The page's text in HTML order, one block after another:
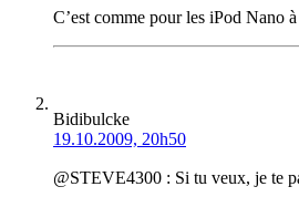
C’est comme pour les iPod Nano
Bidibulcke
19.10.2009, 20h50
@STEVE4300 : Si tu veux, je te